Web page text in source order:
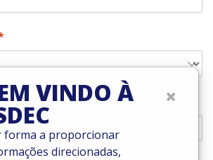
×
VINDO À
forma a proporcionar
direcionadas,